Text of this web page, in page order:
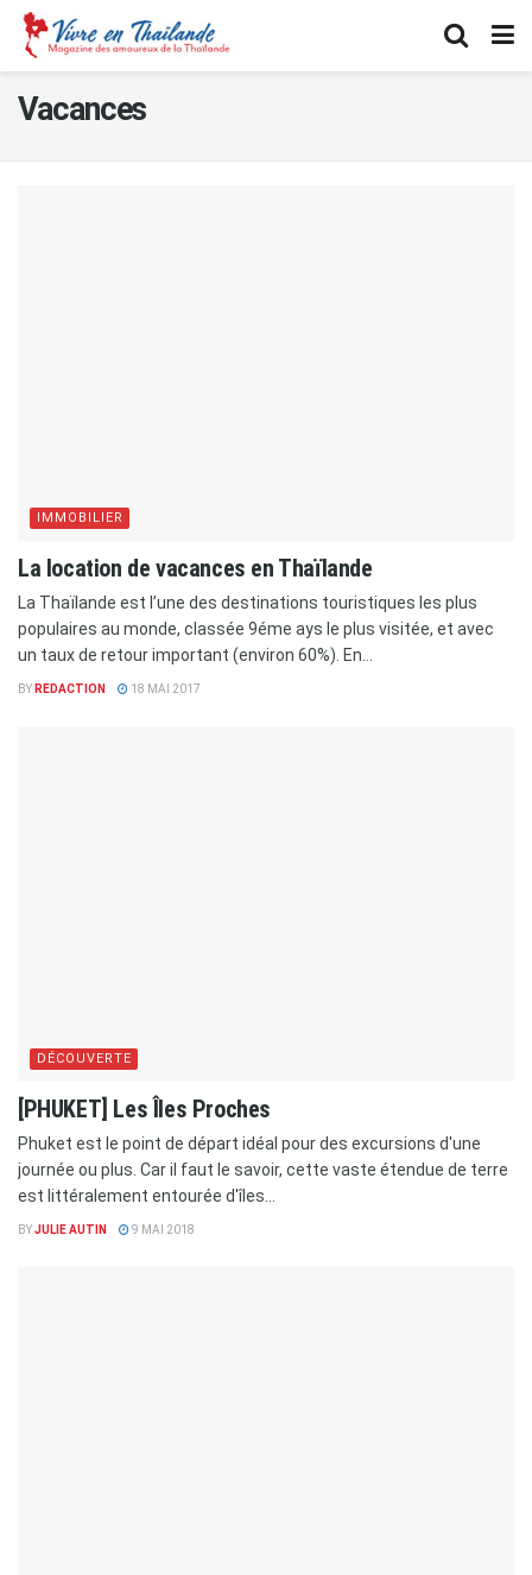
Vacances
IMMOBILIER
La location de vacances en Thaïlande
La Thaïlande est l’une des destinations touristiques les plus
populaires au monde, classée 9éme ays le plus visitée, et avec
un taux de retour important (environ 60%). En...
BY REDACTION 18 MAI 2017
DÉCOUVERTE
[PHUKET] Les Îles Proches
Phuket est le point de départ idéal pour des excursions d'une
journée ou plus. Car il faut le savoir, cette vaste étendue de terre
est littéralement entourée d'îles...
BYJULIE AUTIN 9 MAI 2018